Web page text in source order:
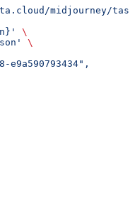
midjourney/
\
\
e9a590793434",